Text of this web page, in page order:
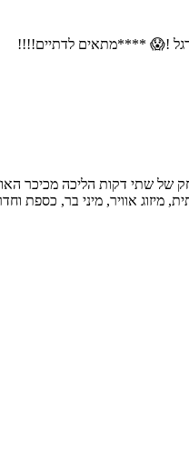
במרכז בוקרשט , במרחק של שתי
מיזוג אוויר, מיני בר,